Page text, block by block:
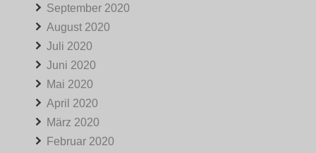
September 2020
August 2020
Juli 2020
Juni 2020
Mai 2020
April 2020
März 2020
Februar 2020